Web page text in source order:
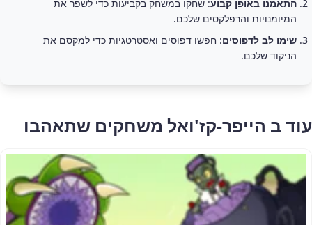
התאמנו באופן קבוע: שחקו במשחק בקביעות כדי לשפר את
המיומנויות והרפלקסים שלכם.
שימו לב לדפוסים: חפשו דפוסים ואסטרטגיות כדי למקסם את
הניקוד שלכם.
עוד ב הייפר-קז'ואל משחקים שתאהבו